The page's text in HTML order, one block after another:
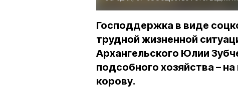
Господдержка в виде
трудной жизненной
Архангельского Юлии
подсобного хозяйства –
корову.